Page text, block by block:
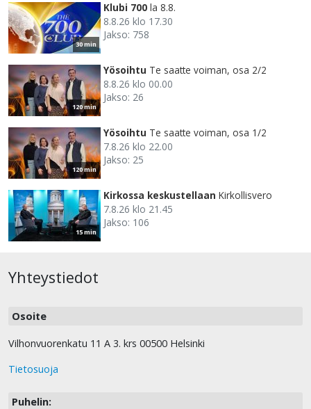
30 min
Klubi 700 la 8.8.
8.8.26 klo 17.30
Jakso: 758
120 min
Yösoihtu Te saatte voiman, osa 2/2
8.8.26 klo 00.00
Jakso: 26
120 min
Yösoihtu Te saatte voiman, osa 1/2
7.8.26 klo 22.00
Jakso: 25
15 min
Kirkossa keskustellaan Kirkollisvero
7.8.26 klo 21.45
Jakso: 106
Yhteystiedot
Osoite
Vilhonvuorenkatu 11 A 3. krs 00500 Helsinki
Tietosuoja
Puhelin: